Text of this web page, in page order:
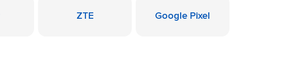
ZTE Google Pixel